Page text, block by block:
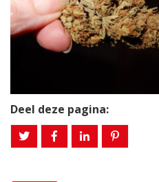
Deel deze pagina: